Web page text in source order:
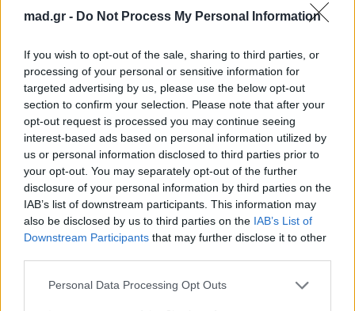
mad.gr - Do Not Process My Personal Information
If you wish to opt-out of the sale, sharing to third parties, or
processing of your personal or sensitive information for
targeted advertising by us, please use the below opt-out
section to confirm your selection. Please note that after your
opt-out request is processed you may continue seeing
interest-based ads based on personal information utilized by
us or personal information disclosed to third parties prior to
your opt-out. You may separately opt-out of the further
disclosure of your personal information by third parties on the
IAB’s list of downstream participants. This information may
also be disclosed by us to third parties on the IAB’s List of
Downstream Participants that may further disclose it to other
Personal Data Processing Opt Outs
με πληροφορίες για
και σημαντικές στιγμές
τους στην ελληνική
μουσική σκηνή
Δες επίσης